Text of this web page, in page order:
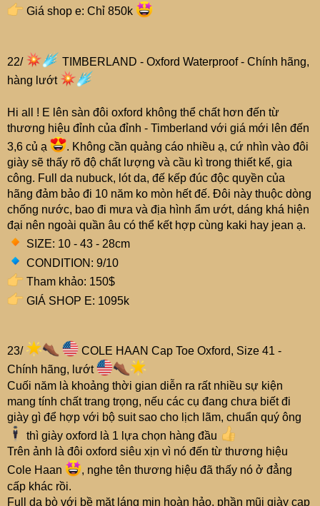
Giá shop e: Chỉ 850k
22/
TIMBERLAND - Oxford Waterproof - Chính hãng,
hàng lướt
Hi all ! E lên sàn đôi oxford không thể chất hơn đến từ
thương hiệu đỉnh của đỉnh - Timberland với giá mới lên đến
3,6 củ ạ
. Không cần quảng cáo nhiều ạ, cứ nhìn vào đôi
giày sẽ thấy rõ độ chất lượng và cầu kì trong thiết kế, gia
công. Full da nubuck, lót da, đế kếp đúc độc quyền của
hãng đảm bảo đi 10 năm ko mòn hết đế. Đôi này thuộc dòng
chống nước, bao đi mưa và địa hình ẩm ướt, dáng khá hiện
đại nên ngoài quần âu có thể kết hợp cùng kaki hay jean ạ.
SIZE: 10 - 43 - 28cm
CONDITION: 9/10
Tham khảo: 150$
GIÁ SHOP E: 1095k
23/
COLE HAAN Cap Toe Oxford, Size 41 -
Chính hãng, lướt
Cuối năm là khoảng thời gian diễn ra rất nhiều sự kiện
mang tính chất trang trọng, nếu các cụ đang chưa biết đi
giày gì để hợp với bộ suit sao cho lịch lãm, chuẩn quý ông
thì giày oxford là 1 lựa chọn hàng đầu
Trên ảnh là đôi oxford siêu xịn vì nó đến từ thương hiệu
Cole Haan
, nghe tên thương hiệu đã thấy nó ở đẳng
cấp khác rồi.
Full da bò với bề mặt láng mịn hoàn hảo, phần mũi giày cap